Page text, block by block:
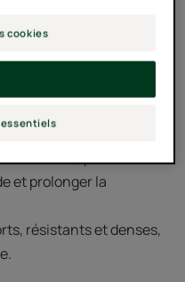
prouvé et testé
des résultats
la fibre, pour
et prolonger la
résistants et denses,
cookies